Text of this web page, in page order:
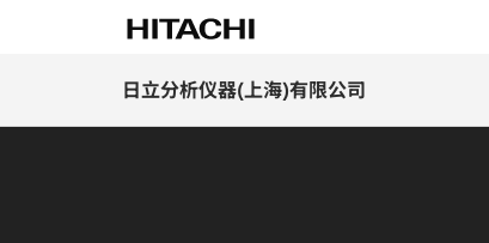
日立分析仪器(上海)有限公司